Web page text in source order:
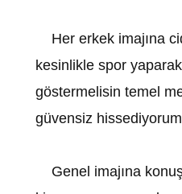
Her erkek imajına
kesinlikle spor
göstermelisin temel
güvensiz
Genel imajına